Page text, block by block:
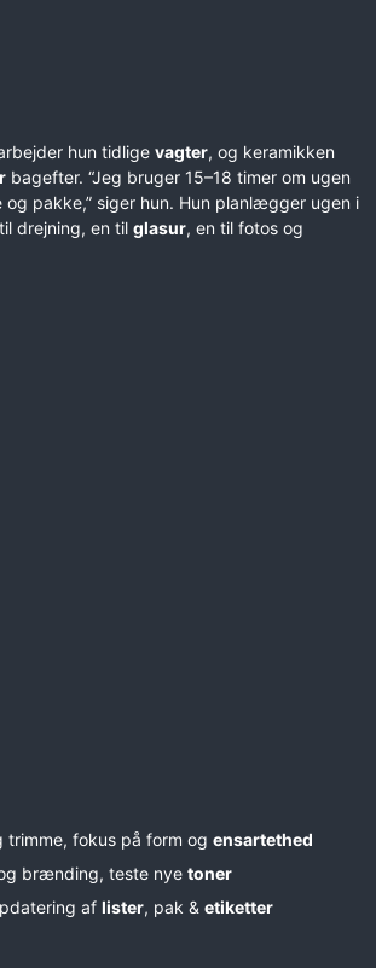
hun tidlige vagter, og keramikken
bagefter. “Jeg bruger 15–18 timer om ugen
og pakke,” siger hun. Hun planlægger ugen i
drejning, en til glasur, en til fotos og
trimme, fokus på form og ensartethed
brænding, teste nye toner
af lister, pak & etiketter